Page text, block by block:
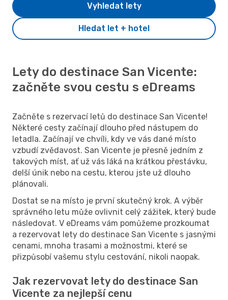
Hledat let + hotel
Vyhledat lety
Lety do destinace San Vicente:
začněte svou cestu s eDreams
Začněte s rezervací letů do destinace San Vicente!
Některé cesty začínají dlouho před nástupem do
letadla. Začínají ve chvíli, kdy ve vás dané místo
vzbudí zvědavost. San Vicente je přesně jedním z
takových míst, ať už vás láká na krátkou přestávku,
delší únik nebo na cestu, kterou jste už dlouho
plánovali.
Dostat se na místo je první skutečný krok. A výběr
správného letu může ovlivnit celý zážitek, který bude
následovat. V eDreams vám pomůžeme prozkoumat
a rezervovat lety do destinace San Vicente s jasnými
cenami, mnoha trasami a možnostmi, které se
přizpůsobí vašemu stylu cestování, nikoli naopak.
Jak rezervovat lety do destinace San
Vicente za nejlepší cenu